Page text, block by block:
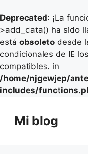
Deprecated: ¡La
>add_data() ha sido
está obsoleto desde
condicionales de IE
compatibles. in
/home/njgewjep/
includes/
contenido
Mi blog